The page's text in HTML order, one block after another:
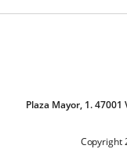
Plaza Mayor, 1.
Copyright